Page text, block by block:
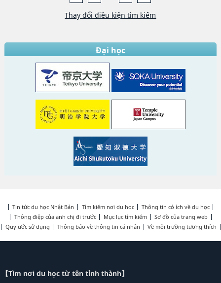
Thay đổi điều kiện tìm kiếm
Đại học
Tin tức du học Nhật Bản Tìm kiếm nơi du học
Thông tin có ích về du học
Thông điệp của anh chị đi trước
Mục lục tìm kiếm
Sơ đồ của trang web
Quy ước sử dụng
Thông báo về thông tin cá nhân Về môi trường tương thích
【Tìm nơi du học từ tên tỉnh thành】